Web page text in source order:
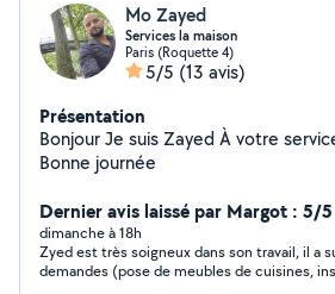
Mo Zayed
Services la maison
Paris (Roquette 4)
5/5 (13 avis)
Présentation
Bonjour Je suis Zayed À votre service à tout moment
Bonne journée
Dernier avis laissé par Margot : 5/5
dimanche à 18h
Zyed est très soigneux dans son travail, il a
demandes (pose de meubles de cuisines,